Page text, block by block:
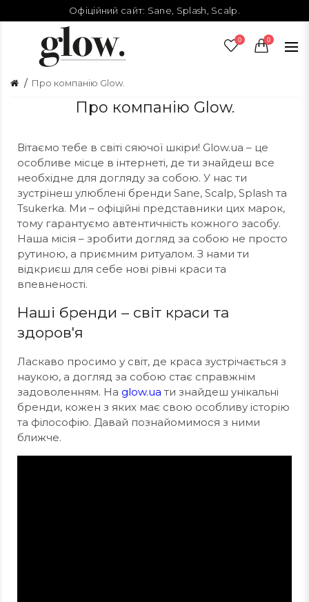
Офіційний сайт: Sane Splash Scalp
0 0
Про компанію Glow.
Про компанію Glow.
Вітаємо тебе в світі сяючої шкіри! Glow.ua – це
особливе місце в інтернеті, де ти знайдеш все
необхідне для догляду за собою. У нас ти
зустрінеш улюблені бренди Sane, Scalp, Splash та
Tsukerka. Ми – офіційні представники цих марок,
тому гарантуємо автентичність кожного засобу.
Наша місія – зробити догляд за собою не просто
рутиною, а приємним ритуалом. З нами ти
відкриєш для себе нові рівні краси та
впевненості.
Наші бренди – світ краси та
здоров'я
Ласкаво просимо у світ, де краса зустрічається з
наукою, а догляд за собою стає справжнім
задоволенням. На glow.ua ти знайдеш унікальні
бренди, кожен з яких має свою особливу історію
та філософію. Давай познайомимося з ними
ближче.